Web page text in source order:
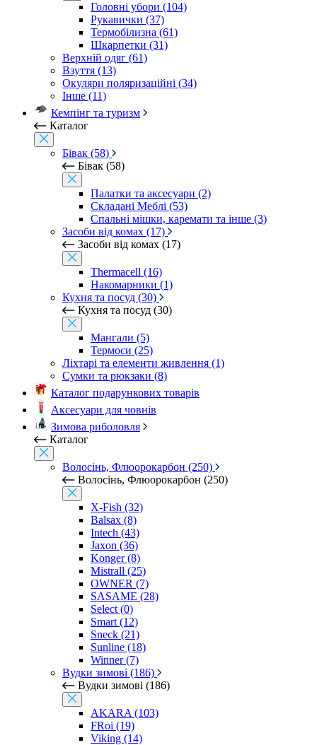
Головні убори (104)
Рукавички (37)
Термобілизна (61)
Шкарпетки (31)
Верхній одяг (61)
Взуття (13)
Окуляри поляризаційні (34)
Інше (11)
Кемпінг та туризм
Каталог
Бівак (58)
Бівак (58)
Палатки та аксесуари (2)
Складані Меблі (53)
Спальні мішки, каремати та інше (3)
Засоби від комах (17)
Засоби від комах (17)
Thermacell (16)
Накомарники (1)
Кухня та посуд (30)
Кухня та посуд (30)
Мангали (5)
Термоси (25)
Ліхтарі та елементи живлення (1)
Сумки та рюкзаки (8)
Каталог подарункових товарів
Аксесуари для човнів
Зимова риболовля
Каталог
Волосінь, Флюорокарбон (250)
Волосінь, Флюорокарбон (250)
X-Fish (32)
Balsax (8)
Intech (43)
Jaxon (36)
Konger (8)
Mistrall (25)
OWNER (7)
SASAME (28)
Select (0)
Smart (12)
Sneck (21)
Sunline (18)
Winner (7)
Вудки зимові (186)
Вудки зимові (186)
AKARA (103)
FRoi (19)
Viking (14)